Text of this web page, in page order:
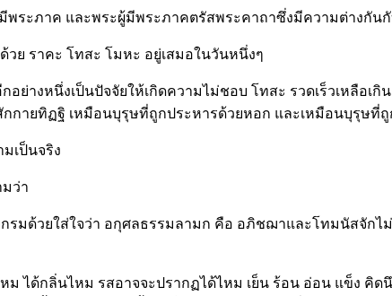
ระภาค และพระผู้มีพระภาคตรัสพระคาถาซึ่งมีความต่างกัน
ย ราคะ โทสะ โมหะ อยู่เสมอในวันหนึ่งๆ
ย่างหนึ่งเป็นปัจจัยให้เกิดความไม่ชอบ โทสะ รวดเร็วเหลือเ
กายทิฏฐิ เหมือนบุรุษที่ถูกประหารด้วยหอก และเหมือนบุรุษที่
เป็นจริง
ว่า
มด้วยใส่ใจว่า อกุศลธรรมลามก คือ อภิชฌาและโทมนัสจักไม่
ได้กลิ่นไหม รสอาจจะปรากฏได้ไหม เย็น ร้อน อ่อน แข็ง คิด